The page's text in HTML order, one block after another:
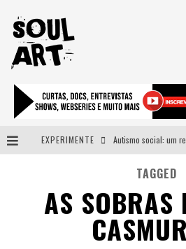
EXPERIMENTE
A subida da rampa é
Faça o bem! Mas,
TAGGED
AS SOBRAS